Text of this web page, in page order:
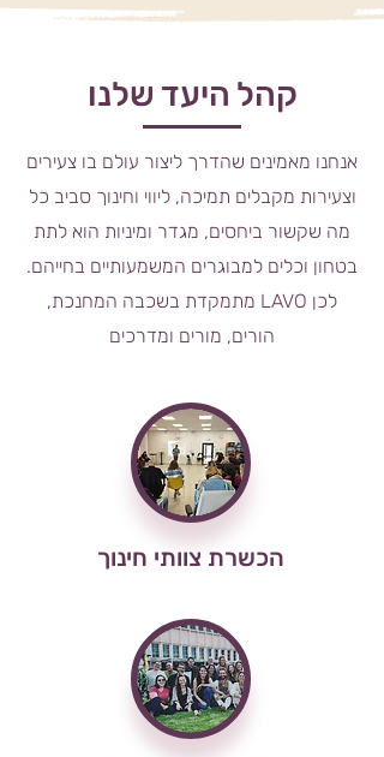
קהל היעד שלנו
אנחנו מאמינים שהדרך ליצור עולם בו צעירים
וצעירות מקבלים תמיכה, ליווי וחינוך סביב כל
מה שקשור ביחסים, מגדר ומיניות הוא לתת
בטחון וכלים למבוגרים המשמעותיים בחייהם.
לכן LAVO מתמקדת בשכבה המחנכת,
הורים, מורים ומדרכים
הכשרת צוותי חינוך